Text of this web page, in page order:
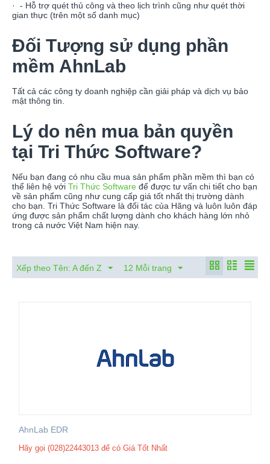
· - Hỗ trợ quét thủ công và theo lịch trình cũng như quét thời
gian thực (trên một số danh mục)
Đối Tượng sử dụng phần
mềm AhnLab
Tất cả các công ty doanh nghiệp cần giải pháp và dịch vụ bảo
mật thông tin.
Lý do nên mua bản quyền
tại Tri Thức Software?
Nếu bạn đang có nhu cầu mua sản phẩm phần mềm thì bạn có
thể liên hệ với Tri Thức Software để được tư vấn chi tiết cho bạn
về sản phẩm cũng như cung cấp giá tốt nhất thị trường dành
cho bạn. Tri Thức Software là đối tác của Hãng và luôn luôn đáp
ứng được sản phẩm chất lượng dành cho khách hàng lớn nhỏ
trong cả nước Việt Nam hiện nay.
Xếp theo Tên: A đến Z 12 Mỗi trang
AhnLab EDR
Hãy gọi (028)22443013 để có Giá Tốt Nhất